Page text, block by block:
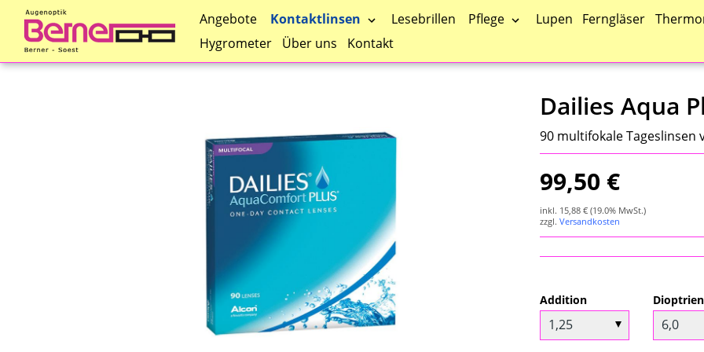
Direkt
Angebote Kontaktlinsen Lesebrillen Pflege Lupen Ferngläser
Hygrometer
Über uns Kontakt
Dailies Aqua
90 multifokale Tageslinsen
99,50 €
inkl. 15,88 € (19.0% MwSt.)
zzgl. Versandkosten
Addition Dioptrien